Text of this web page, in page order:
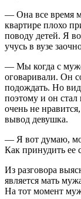
— Она все время
квартире плохо
поводу детей. Я
учусь в вузе
— Мы когда с
оговаривали. Он
подождать. Но
поэтому и он
очень не
вывод девушка.
— Я вот думаю,
Как принудить ее
Из разговора
является мать
На тот момент